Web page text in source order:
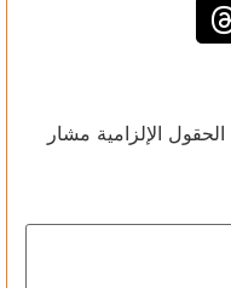
الحقول الإلزامية مشار